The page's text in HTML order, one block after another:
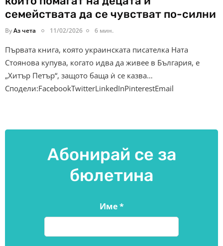
семействата да се чувстват по-силни
ByАз чета 11/02/2026 6 мин.
Първата книга, която украинската писателка Ната
Стоянова купува, когато идва да живее в България, е
„Хитър Петър“, защото баща ѝ се казва…
Сподели:FacebookTwitterLinkedInPinterestEmail
Абонирай се за
бюлетина
Име*